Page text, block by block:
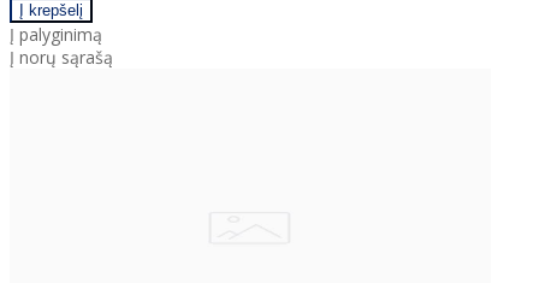
Į palyginimą
Į norų sąrašą